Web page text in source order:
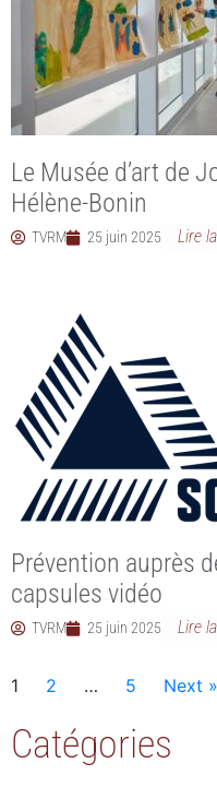
Le Musée d’art de
Hélène-Bonin
TVRM 25 juin 2025 Lire
Prévention auprès
capsules vidéo
TVRM 25 juin 2025 Lire
1 2 … 5 Next »
Catégories